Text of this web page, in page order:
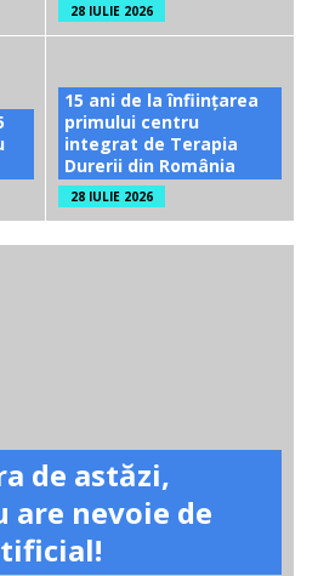
28 IULIE 2026
15 ani de la înființarea
primului centru
integrat de Terapia
Durerii din România
28 IULIE 2026
de astăzi,
nevoie de